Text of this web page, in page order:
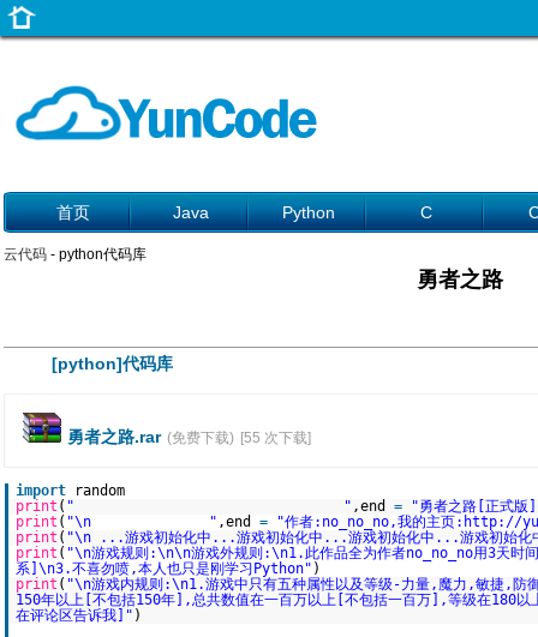
首页 Java Python C
云代码 - python代码库
勇者之路
[python]代码库
勇者之路.rar (免费下载) [55 次下载]
import
random
print ( " " ,end =
"勇者之路[正式版
print ( "\n " ,end =
"作者:no_no_no,我的主页:http://
print ( "\n ...游戏初始化中...游戏初始化中...游戏初始化中...游戏初始
print ( "\n游戏规则:\n\n游戏外规则:\n1.此作品全为作者no_no_no用3天时
系]\n3.不喜勿喷,本人也只是刚学习Python" )
print ( "\n游戏内规则:\n1.游戏中只有五种属性以及等级-力量,魔力,敏捷,防
150年以上[不包括150年],总共数值在一百万以上[不包括一百万],等级在180
在评论区告诉我]" )